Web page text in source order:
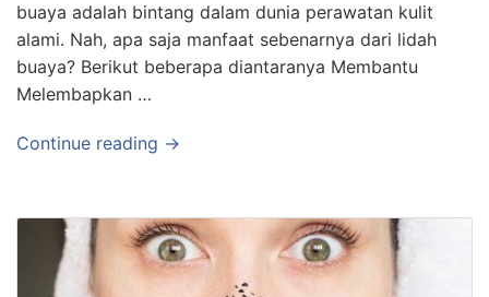
buaya adalah bintang dalam dunia perawatan kulit
alami. Nah, apa saja manfaat sebenarnya dari lidah
buaya? Berikut beberapa diantaranya Membantu
Melembapkan …
Continue reading →